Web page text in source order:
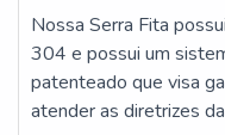
Nossa Serra Fita
304 e possui um
patenteado que visa
atender as diretrizes